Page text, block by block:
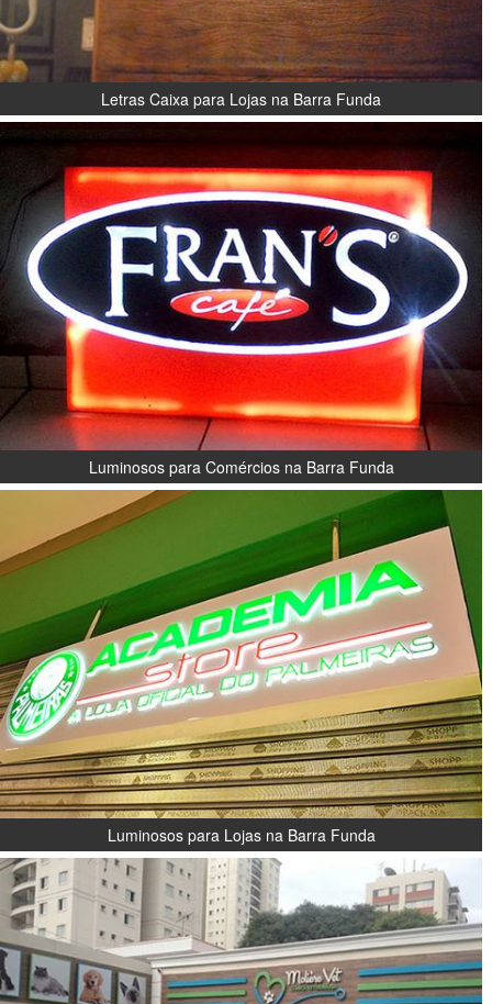
Letras Caixa para Lojas na Barra Funda
Luminosos para Comércios na Barra Funda
Luminosos para Lojas na Barra Funda